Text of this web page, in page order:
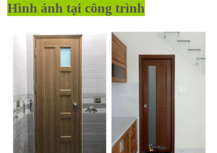
Hình ảnh tại công trình